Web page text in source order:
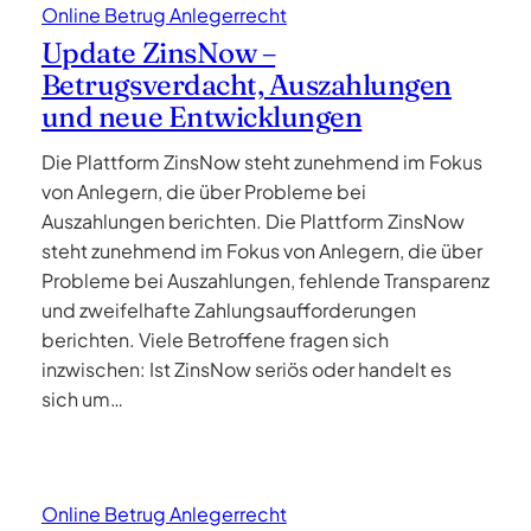
Online Betrug Anlegerrecht
Update ZinsNow –
Betrugsverdacht, Auszahlungen
und neue Entwicklungen
Die Plattform ZinsNow steht zunehmend im Fokus
von Anlegern, die über Probleme bei
Auszahlungen berichten. Die Plattform ZinsNow
steht zunehmend im Fokus von Anlegern, die über
Probleme bei Auszahlungen, fehlende Transparenz
und zweifelhafte Zahlungsaufforderungen
berichten. Viele Betroffene fragen sich
inzwischen: Ist ZinsNow seriös oder handelt es
sich um…
Online Betrug Anlegerrecht